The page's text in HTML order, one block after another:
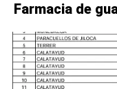
Farmacia de